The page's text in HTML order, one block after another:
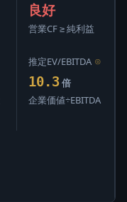
良好
営業CF ≥ 純利益
推定EV/EBITDA ⊙
10.3 倍
企業価値÷EBITDA